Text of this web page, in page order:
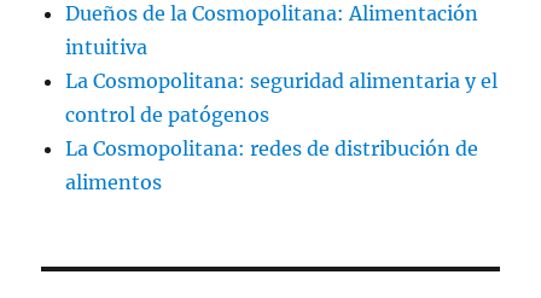
Dueños de la Cosmopolitana: Alimentación
intuitiva
La Cosmopolitana: seguridad alimentaria y el
control de patógenos
La Cosmopolitana: redes de distribución de
alimentos